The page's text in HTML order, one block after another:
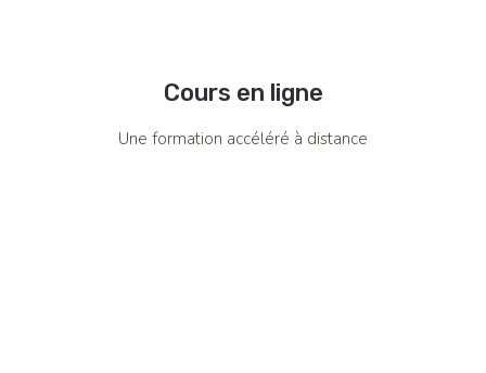
Cours en ligne
Une formation accéléré à distance